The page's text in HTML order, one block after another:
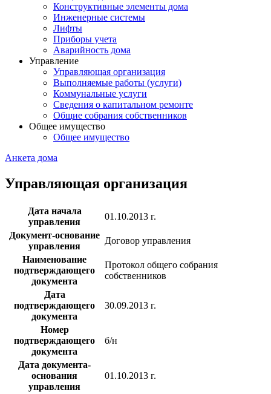
Конструктивные элементы дома
Инженерные системы
Лифты
Приборы учета
Аварийность дома
Управление
Управляющая организация
Выполняемые работы (услуги)
Коммунальные услуги
Сведения о капитальном ремонте
Общие собрания собственников
Общее имущество
Общее имущество
Анкета дома
Управляющая организация
Дата начала
управления
01.10.2013 г.
Документ-основание
управления
Договор управления
Наименование
подтверждающего
документа
Протокол общего собрания
собственников
Дата
подтверждающего
документа
30.09.2013 г.
Номер
подтверждающего
документа
б/н
Дата документа-
основания
управления
01.10.2013 г.